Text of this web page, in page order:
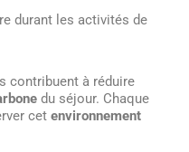
durant les activités de
contribuent à réduire
du séjour. Chaque
cet environnement